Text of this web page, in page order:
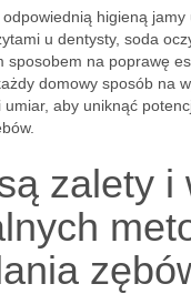
odpowiednią higieną
u dentysty, soda
sposobem na poprawę
domowy sposób na
umiar, aby uniknąć
zalety i